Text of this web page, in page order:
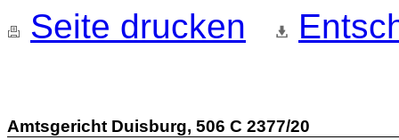
Seite drucken
Amtsgericht Duisburg, 506 C 2377/20